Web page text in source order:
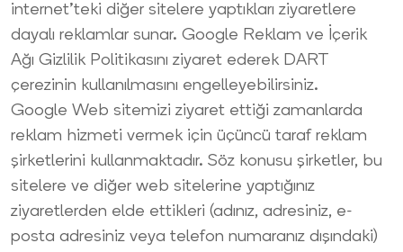
internet’teki diğer sitelere yaptıkları ziyaretlere
dayalı reklamlar sunar. Google Reklam ve İçerik
Ağı Gizlilik Politikasını ziyaret ederek DART
çerezinin kullanılmasını engelleyebilirsiniz.
Google Web sitemizi ziyaret ettiği zamanlarda
reklam hizmeti vermek için üçüncü taraf reklam
şirketlerini kullanmaktadır. Söz konusu şirketler, bu
sitelere ve diğer web sitelerine yaptığınız
ziyaretlerden elde ettikleri (adınız, adresiniz, e-
posta adresiniz veya telefon numaranız dışındaki)